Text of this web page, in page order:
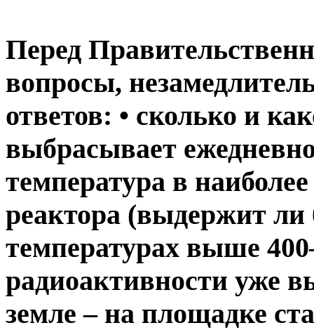
Перед
вопросы,
ответов: • сколько и
выбрасывает
температура в
реактора (выдержит ли
температурах выше
радиоактивности уже
земле – на площадке